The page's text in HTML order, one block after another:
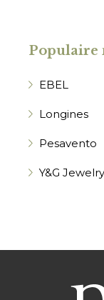
Populaire
EBEL
Longines
Pesavento
Y&G Jewelry